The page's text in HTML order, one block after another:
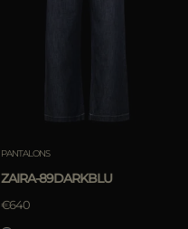
PANTALONS
ZAIRA-89DARKBLU
€640